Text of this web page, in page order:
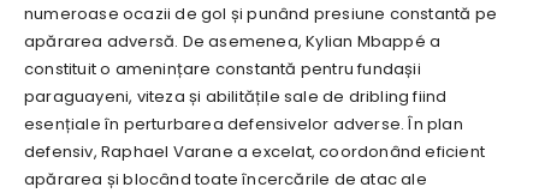
numeroase ocazii de gol și punând presiune constantă pe
apărarea adversă. De asemenea, Kylian Mbappé a
constituit o amenințare constantă pentru fundașii
paraguayeni, viteza și abilitățile sale de dribling fiind
esențiale în perturbarea defensivelor adverse. În plan
defensiv, Raphael Varane a excelat, coordonând eficient
apărarea și blocând toate încercările de atac ale